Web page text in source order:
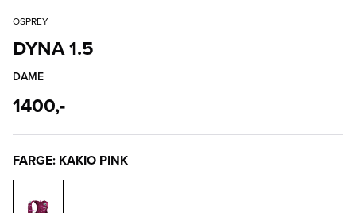
OSPREY
DYNA 1.5
DAME
1400,-
FARGE: KAKIO PINK